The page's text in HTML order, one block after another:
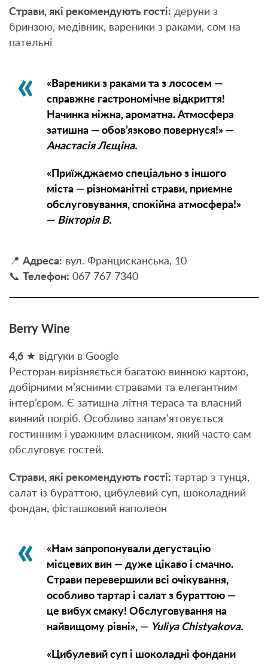
Страви, які рекомендують гості: деруни з
бринзою, медівник, вареники з раками, сом на
пательні
«Вареники з раками та з лососем —
справжнє гастрономічне відкриття!
Начинка ніжна, ароматна. Атмосфера
затишна — обов’язково повернуся!» —
Анастасія Лєщіна.
«Приїжджаємо спеціально з іншого
міста — різноманітні страви, приємне
обслуговування, спокійна атмосфера!»
— Вікторія В.
📍 Адреса: вул. Францисканська, 10
📞 Телефон: 067 767 7340
Berry Wine
4,6 ★ відгуки в Google
Ресторан вирізняється багатою винною картою,
добірними м’ясними стравами та елегантним
інтер’єром. Є затишна літня тераса та власний
винний погріб. Особливо запам’ятовується
гостинним і уважним власником, який часто сам
обслуговує гостей.
Страви, які рекомендують гості: тартар з тунця,
салат із бураттою, цибулевий суп, шоколадний
фондан, фісташковий наполеон
«Нам запропонували дегустацію
місцевих вин — дуже цікаво і смачно.
Страви перевершили всі очікування,
особливо тартар і салат з бураттою —
це вибух смаку! Обслуговування на
найвищому рівні», — Yuliya Chistyakova.
«Цибулевий суп і шоколадні фондани